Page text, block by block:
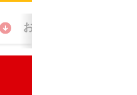
おかえり！クルー